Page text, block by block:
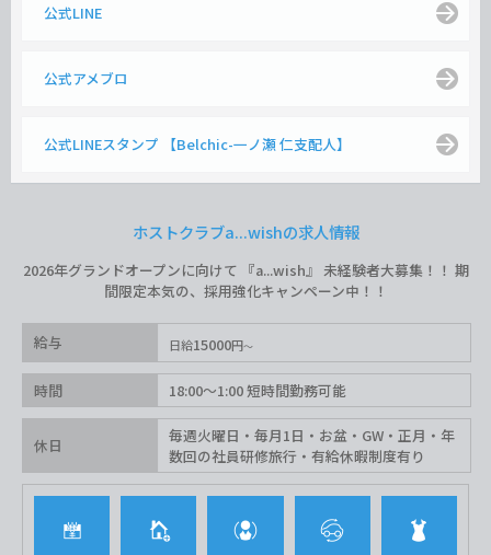
公式LINE
公式アメブロ
公式LINEスタンプ 【Belchic-一ノ瀬 仁支配人】
ホストクラブa...wishの求人情報
2026年グランドオープンに向けて 『a...wish』 未経験者大募集！！ 期
間限定本気の、採用強化キャンペーン中！！
給与 日給15000円
時間 18:00〜1:00 短時間勤務可能
休日
毎週火曜日・毎月1日・お盆・GW・正月・年
数回の社員研修旅行・有給休暇制度有り